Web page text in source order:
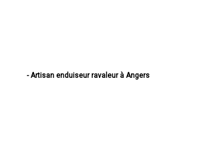
- Artisan enduiseur ravaleur à Angers